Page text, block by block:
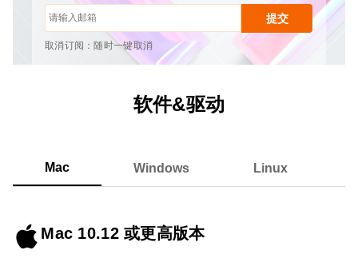
提交
每月1-2封邮件，绝不发送垃圾邮件
取消订阅：随时一键取消
软件&驱动
Mac Windows Linux
Mac 10.12 或更高版本